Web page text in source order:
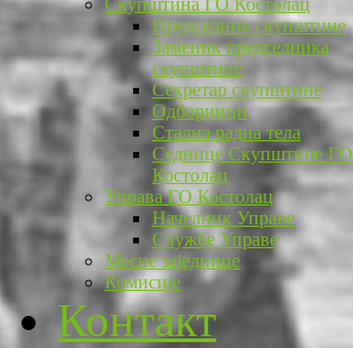
Скупштина ГО Костолац
Председник скупштине
Заменик председника
скупштине
Секретар скупштине
Одборници
Стална радна тела
Седнице Скупштине ГО
Костолац
Управа ГО Костолац
Начелник Управе
Службе Управе
Месне заједнице
Комисије
Контакт